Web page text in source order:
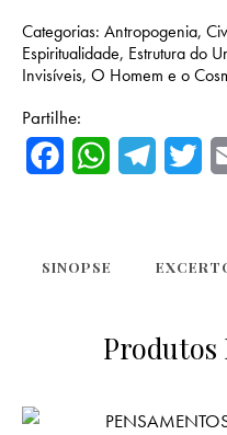
Categorias: Antropogenia,
Espiritualidade, Estrutura do
Invisíveis, O Homem e o
Partilhe:
e
W
A
p
e
r
m
t
e
SINOPSE
Produtos